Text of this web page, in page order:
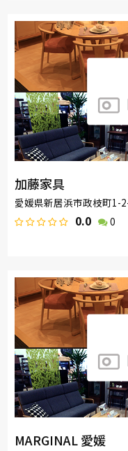
加藤家具
愛媛県新居浜市政枝町1-
0.0 0
MARGINAL 愛媛